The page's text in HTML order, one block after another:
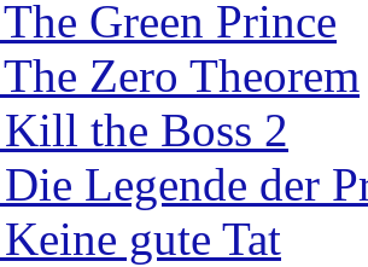
The Green Prince
The Zero Theorem
Kill the Boss 2
Die Legende der
Keine gute Tat